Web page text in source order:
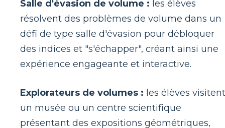
Salle d'évasion de volume : les élèves
résolvent des problèmes de volume dans un
défi de type salle d'évasion pour débloquer
des indices et "s'échapper", créant ainsi une
expérience engageante et interactive.
Explorateurs de volumes : les élèves visitent
un musée ou un centre scientifique
présentant des expositions géométriques,